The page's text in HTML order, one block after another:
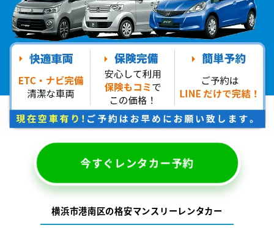
今すぐレンタカー予約
横浜市港南区の格安マンスリーレンタカー